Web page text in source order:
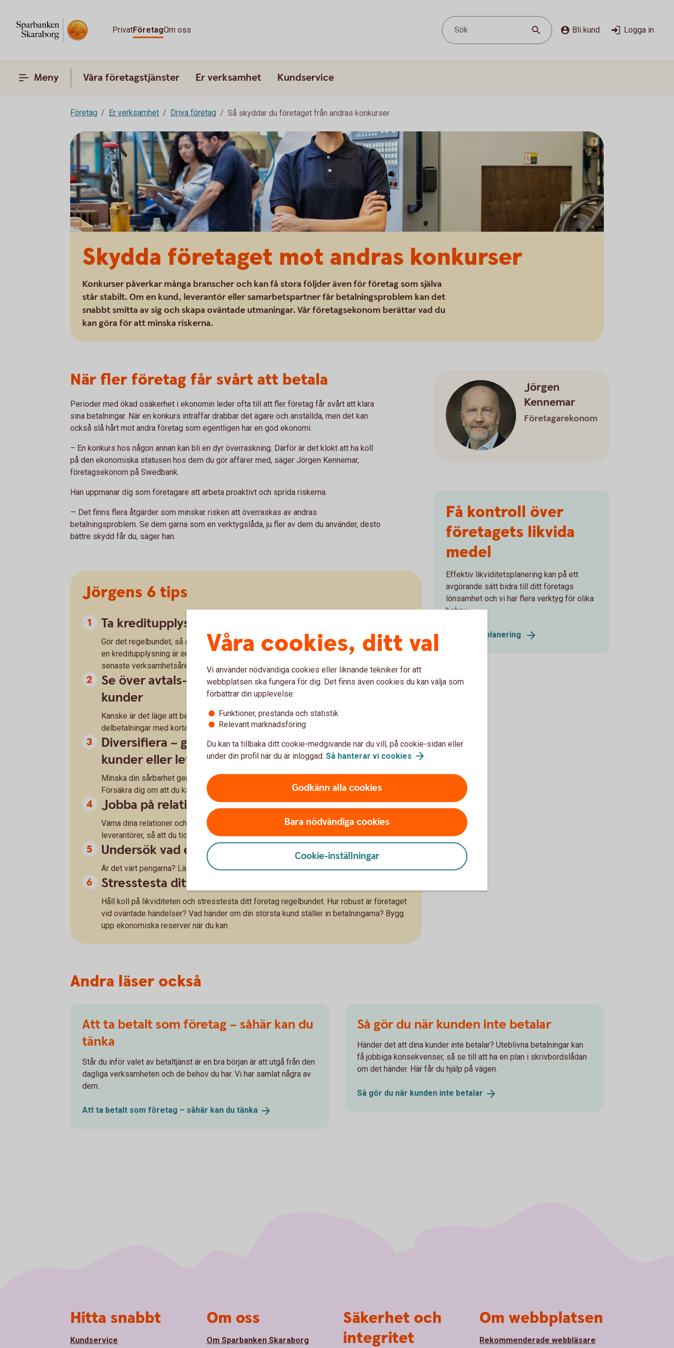
PrivatFöretagOm oss Sök Bli kund Logga in
Meny Våra företagstjänster Er verksamhet Kundservice
Företag Er verksamhet Driva företag Så skyddar du företaget från andras konkurser
Skydda företaget mot andras konkurser
Konkurser påverkar många branscher och kan få stora följder även för företag som själva
står stabilt. Om en kund, leverantör eller samarbetspartner får betalningsproblem kan det
snabbt smitta av sig och skapa oväntade utmaningar. Vår företagsekonom berättar vad du
kan göra för att minska riskerna.
När fler företag får svårt att betala
Perioder med ökad osäkerhet i ekonomin leder ofta till att fler företag får svårt att klara
sina betalningar. När en konkurs inträffar drabbar det ägare och anställda, men det kan
också slå hårt mot andra företag som egentligen har en god ekonomi.
– En konkurs hos någon annan kan bli en dyr överraskning. Därför är det klokt att ha koll
på den ekonomiska statusen hos dem du gör affärer med, säger Jörgen Kennemar,
företagsekonom på Swedbank.
Han uppmanar dig som företagare att arbeta proaktivt och sprida riskerna.
— Det finns flera åtgärder som minskar risken att överraskas av andras
betalningsproblem. Se dem gärna som en verktygslåda, ju fler av dem du använder, desto
bättre skydd får du, säger han.
Jörgens 6 tips
Ta kreditupplysningar på kunder och leverantörer
Gör det regelbundet, så att du kan följa bolagens ekonomiska status. Men kom ihåg att
en kreditupplysning är en ögonblicksbild, ofta baserad på bokslutsinformation från
senaste verksamhetsåret. Värdet av kreditupplysningar kan vara begränsat.
Se över avtals- och betalningsvillkoren för dina
kunder
Kanske är det läge att begära hela eller delar av betalningen i förskott eller i fler, mindre
delbetalningar med kortare förfallodatum?
Diversifiera – gör dig inte beroende av enstaka
kunder eller leverantörer
Minska din sårbarhet genom att diversifiera din kundbas och dina leverantörskedjor.
Försäkra dig om att du kan få tag på kritiska insatsvaror från fler håll än ett.
Jobba på relationerna
Värna dina relationer och se till att ha regelbundna samtal med dina kunder och
leverantörer, så att du tidigt kan agera om de får ekonomiska problem.
Undersök vad en kreditförsäkring kan erbjuda dig
Är det värt pengarna? Läs det finstilta.
Stresstesta ditt företag och fyll på bufferten
Håll koll på likviditeten och stresstesta ditt företag regelbundet. Hur robust är företaget
vid oväntade händelser? Vad händer om din största kund ställer in betalningarna? Bygg
upp ekonomiska reserver när du kan.
Jörgen
Kennemar
Företagarekonom
Få kontroll över
företagets likvida
medel
Effektiv likviditetsplanering kan på ett
avgörande sätt bidra till ditt företags
lönsamhet och vi har flera verktyg för olika
behov.
Likviditetsplanering
Andra läser också
Att ta betalt som företag – såhär kan du
tänka
Står du inför valet av betaltjänst är en bra början är att utgå från den
dagliga verksamheten och de behov du har. Vi har samlat några av
dem.
Att ta betalt som företag – såhär kan du tänka
Så gör du när kunden inte betalar
Händer det att dina kunder inte betalar? Uteblivna betalningar kan
få jobbiga konsekvenser, så se till att ha en plan i skrivbordslådan
om det händer. Här får du hjälp på vägen.
Så gör du när kunden inte betalar
Våra cookies, ditt val
Vi använder nödvändiga cookies eller liknande tekniker för att
webbplatsen ska fungera för dig. Det finns även cookies du kan välja som
förbättrar din upplevelse:
Funktioner, prestanda och statistik
Relevant marknadsföring
Du kan ta tillbaka ditt cookie-medgivande när du vill, på cookie-sidan eller
under din profil när du är inloggad. Så hanterar vi cookies .
Godkänn alla cookies
Bara nödvändiga cookies
Cookie-inställningar
Hitta snabbt
Kundservice
Om oss
Om Sparbanken Skaraborg
Säkerhet och
integritet
Om webbplatsen
Rekommenderade webbläsare